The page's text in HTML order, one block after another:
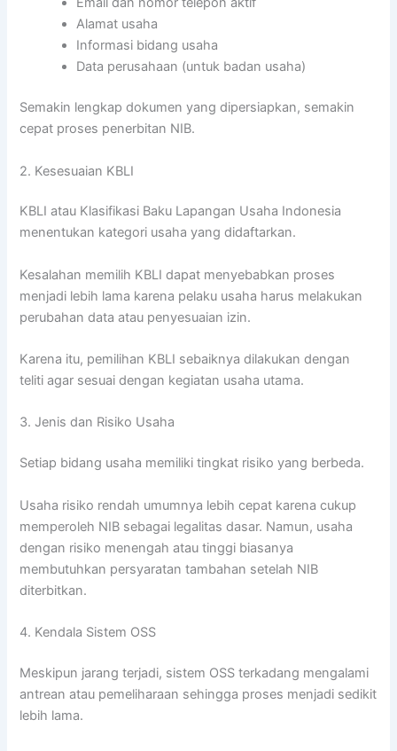
Alamat usaha
Informasi bidang usaha
Data perusahaan (untuk badan usaha)
Semakin lengkap dokumen yang dipersiapkan, semakin
cepat proses penerbitan NIB.
2. Kesesuaian KBLI
KBLI atau Klasifikasi Baku Lapangan Usaha Indonesia
menentukan kategori usaha yang didaftarkan.
Kesalahan memilih KBLI dapat menyebabkan proses
menjadi lebih lama karena pelaku usaha harus melakukan
perubahan data atau penyesuaian izin.
Karena itu, pemilihan KBLI sebaiknya dilakukan dengan
teliti agar sesuai dengan kegiatan usaha utama.
3. Jenis dan Risiko Usaha
Setiap bidang usaha memiliki tingkat risiko yang berbeda.
Usaha risiko rendah umumnya lebih cepat karena cukup
memperoleh NIB sebagai legalitas dasar. Namun, usaha
dengan risiko menengah atau tinggi biasanya
membutuhkan persyaratan tambahan setelah NIB
diterbitkan.
4. Kendala Sistem OSS
Meskipun jarang terjadi, sistem OSS terkadang mengalami
antrean atau pemeliharaan sehingga proses menjadi sedikit
lebih lama.